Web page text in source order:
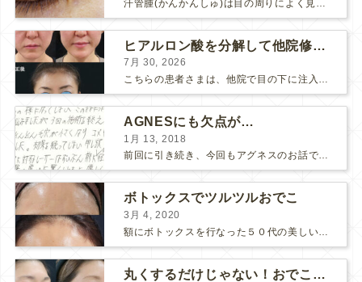
ヒアルロン酸を分解して他院修正（目の下のチンダル現象とその補正）
7月 30, 2026
こちらの患者さまは、他院で目の下に注入したヒアルロン酸がチンダル現象を起こしていたため、 ヒアルロン酸を分解する薬（ヒアルロニダーゼ）で分解してから 改めてヒアルロン酸を入れ直しました。 ...
AGNESにも欠点が…
1月 13, 2018
前回に引き続き、今回もアグネスのお話です。 AGNESはとっても良い治療である一方、 欠点もいくつかありますので、そちらもお話ししておきますね。 AGNESの欠点 1. ダウンタイム A...
ボトックスでツルツルおでこ
3月 4, 2020
丸くするだけじゃない！おでこのヒアルロン酸注射